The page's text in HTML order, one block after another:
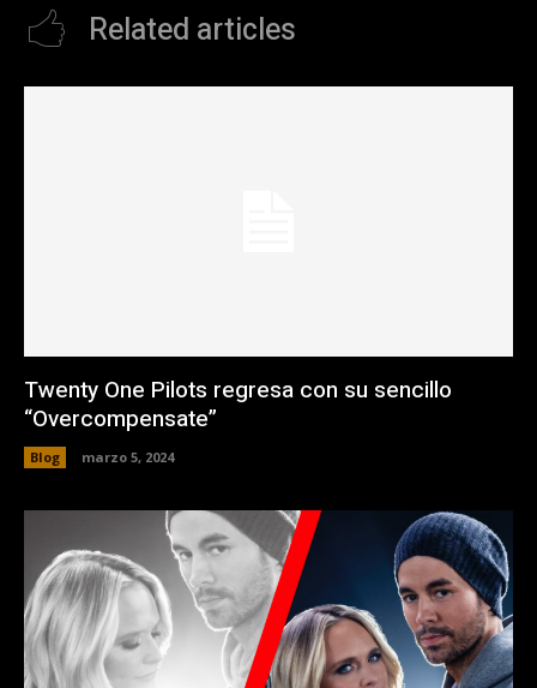
Related articles
Twenty One Pilots regresa con su sencillo
“Overcompensate”
Blog marzo 5, 2024